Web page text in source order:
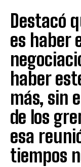
Destacó
es haber
haber
más, sin
de los
esa
tiempos